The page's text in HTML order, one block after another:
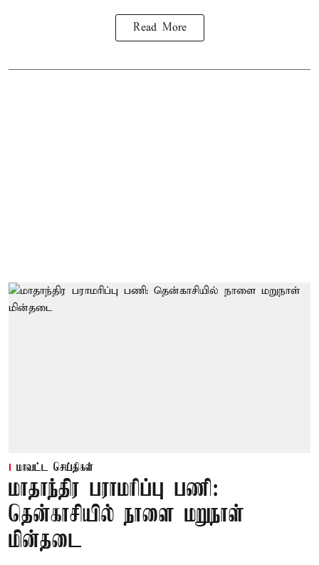
Read More
மாவட்ட செய்திகள்
மாதாந்திர பராமரிப்பு பணி:
தென்காசியில் நாளை மறுநாள்
மின்தடை